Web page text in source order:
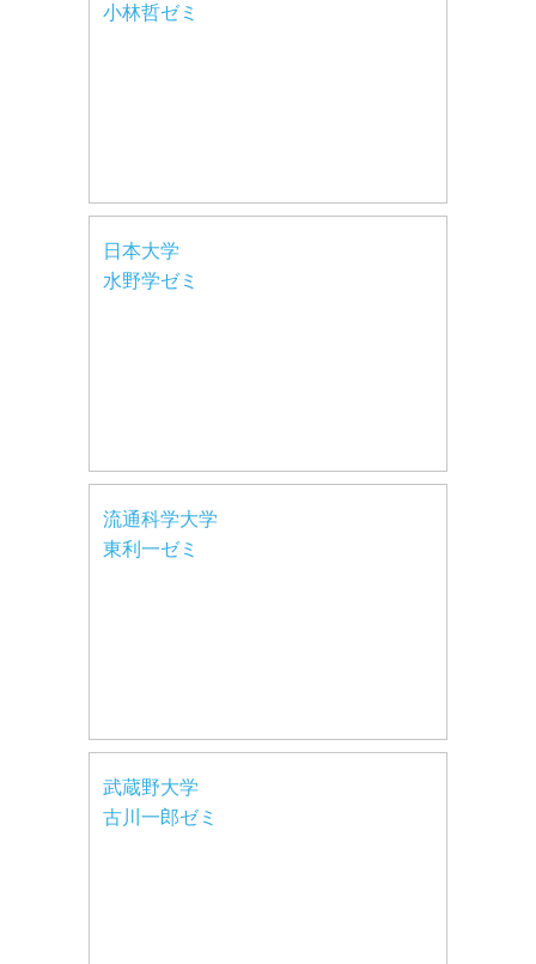
小林哲ゼミ
日本大学
水野学ゼミ
流通科学大学
東利一ゼミ
武蔵野大学
古川一郎ゼミ